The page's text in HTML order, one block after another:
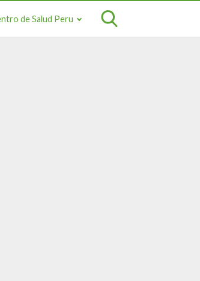
de Salud Peru